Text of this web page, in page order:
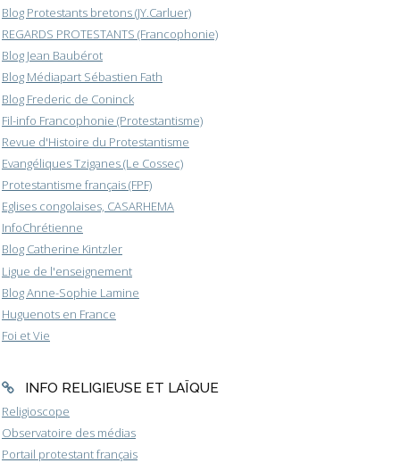
Blog Protestants bretons (JY.Carluer)
REGARDS PROTESTANTS (Francophonie)
Blog Jean Baubérot
Blog Médiapart Sébastien Fath
Blog Frederic de Coninck
Fil-info Francophonie (Protestantisme)
Revue d'Histoire du Protestantisme
Evangéliques Tziganes (Le Cossec)
Protestantisme français (FPF)
Eglises congolaises, CASARHEMA
InfoChrétienne
Blog Catherine Kintzler
Ligue de l'enseignement
Blog Anne-Sophie Lamine
Huguenots en France
Foi et Vie
INFO RELIGIEUSE ET LAÏQUE
Religioscope
Observatoire des médias
Portail protestant français